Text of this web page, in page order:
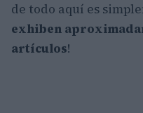
de todo aquí es
exhiben
artículos!